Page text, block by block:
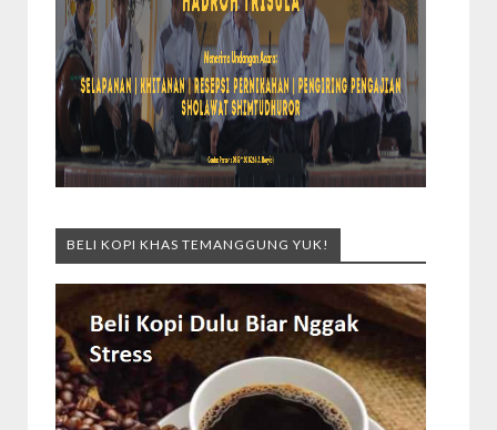
BELI KOPI KHAS TEMANGGUNG YUK!